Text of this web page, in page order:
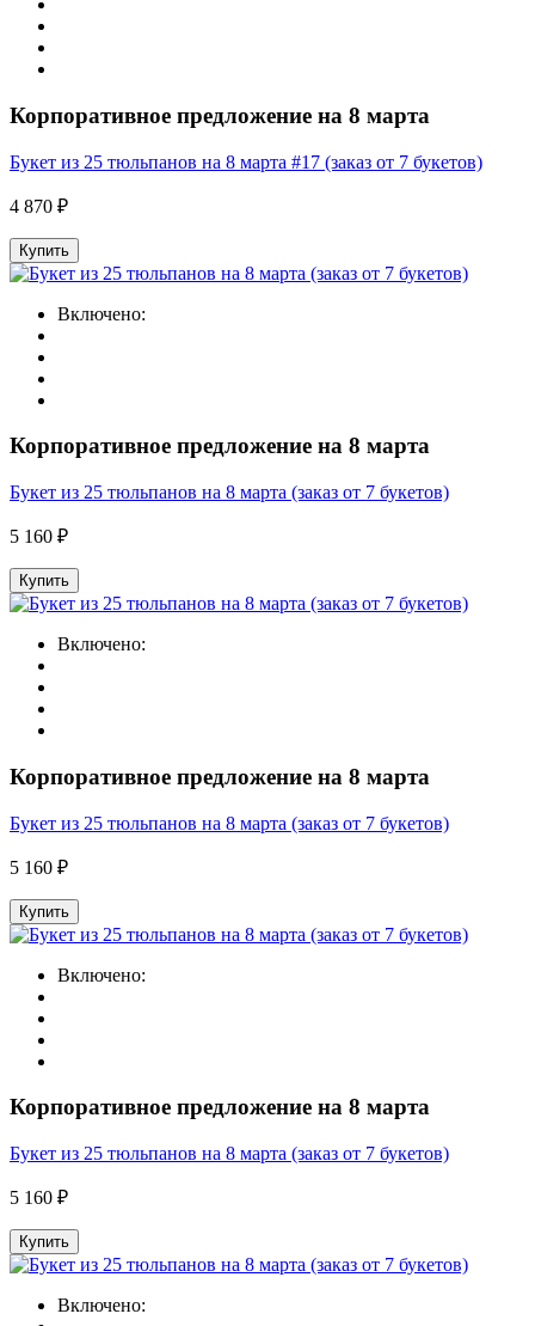
Корпоративное предложение на 8 марта
Букет из 25 тюльпанов на 8 марта #17 (заказ от 7 букетов)
4 870 ₽
Купить
Включено:
Корпоративное предложение на 8 марта
Букет из 25 тюльпанов на 8 марта (заказ от 7 букетов)
5 160 ₽
Купить
Включено:
Корпоративное предложение на 8 марта
Букет из 25 тюльпанов на 8 марта (заказ от 7 букетов)
5 160 ₽
Купить
Включено:
Корпоративное предложение на 8 марта
Букет из 25 тюльпанов на 8 марта (заказ от 7 букетов)
5 160 ₽
Купить
Включено: